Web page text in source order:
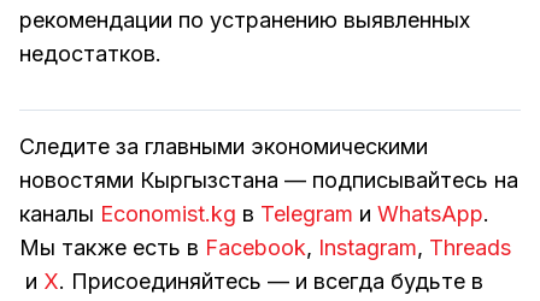
рекомендации по устранению выявленных
недостатков.
Следите за главными экономическими
новостями Кыргызстана — подписывайтесь на
каналы Economist.kg в Telegram и WhatsApp.
Мы также есть в Facebook, Instagram, Threads
и Х. Присоединяйтесь — и всегда будьте в